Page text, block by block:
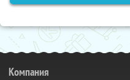
Компания